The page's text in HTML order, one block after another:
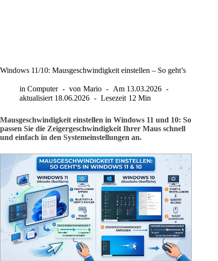
Windows 11/10: Mausgeschwindigkeit einstellen – So geht’s
in Computer von Mario Am 13.03.2026
aktualisiert 18.06.2026 Lesezeit 12 Min
Mausgeschwindigkeit einstellen in Windows 11 und 10: So
passen Sie die Zeigergeschwindigkeit Ihrer Maus schnell
und einfach in den Systemeinstellungen an.